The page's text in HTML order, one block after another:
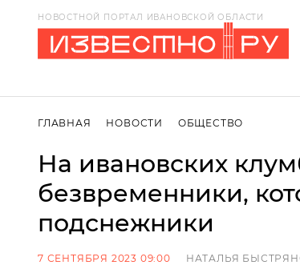
НОВОСТНОЙ ПОРТАЛ ИВАНОВСКОЙ ОБЛАСТИ
ГЛАВНАЯ НОВОСТИ ОБЩЕСТВО
На ивановских
безвременники,
подснежники
7 СЕНТЯБРЯ 2023 09:00 НАТАЛЬЯ